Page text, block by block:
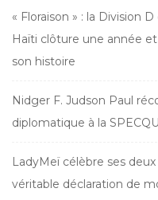
« Floraison » : la Division
Haïti clôture une année
son histoire
Nidger F. Judson Paul
diplomatique à la
LadyMeï célèbre ses
véritable déclaration de